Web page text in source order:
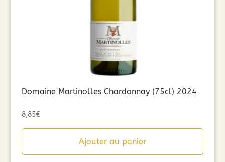
Domaine Martinolles Chardonnay (75cl) 2024
8,85€
Ajouter au panier